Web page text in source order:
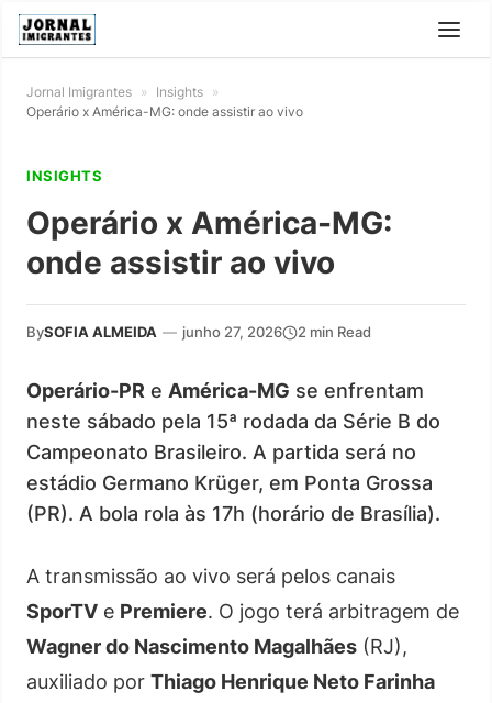
Jornal Imigrantes » Insights »
Operário x América-MG: onde assistir ao vivo
INSIGHTS
Operário x América-MG:
onde assistir ao vivo
BySOFIA ALMEIDA — junho 27, 2026 2 min Read
Operário-PR e América-MG se enfrentam
neste sábado pela 15ª rodada da Série B do
Campeonato Brasileiro. A partida será no
estádio Germano Krüger, em Ponta Grossa
(PR). A bola rola às 17h (horário de Brasília).
A transmissão ao vivo será pelos canais
SporTV e Premiere. O jogo terá arbitragem de
Wagner do Nascimento Magalhães (RJ),
auxiliado por Thiago Henrique Neto Farinha